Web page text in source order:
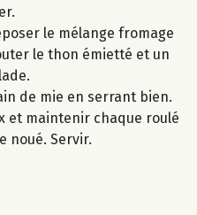
le mélange fromage
le thon émietté et un
de mie en serrant bien.
et maintenir chaque roulé
noué. Servir.